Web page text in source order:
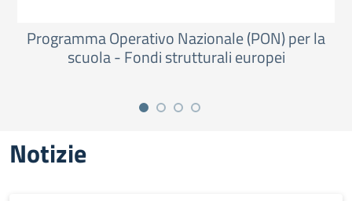
Programma Operativo Nazionale (PON) per la
scuola - Fondi strutturali europei
Notizie